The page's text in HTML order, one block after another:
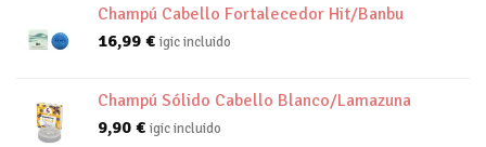
Champú Cabello Fortalecedor Hit/Banbu
16,99 € igic incluido
Champú Sólido Cabello Blanco/Lamazuna
9,90 € igic incluido